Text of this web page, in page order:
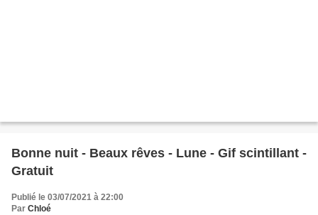
Bonne nuit - Beaux rêves - Lune - Gif scintillant -
Gratuit
Publié le 03/07/2021 à 22:00
Par Chloé